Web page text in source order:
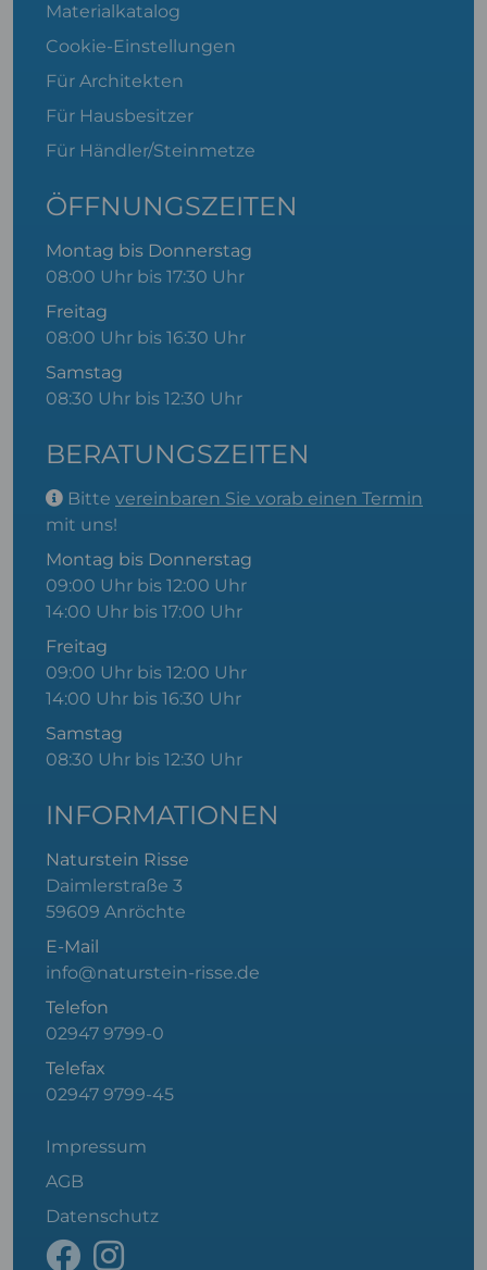
Materialkatalog
Cookie-Einstellungen
Für Architekten
Für Hausbesitzer
Für Händler/Steinmetze
ÖFFNUNGSZEITEN
Montag bis Donnerstag
08:00 Uhr bis 17:30 Uhr
Freitag
08:00 Uhr bis 16:30 Uhr
Samstag
08:30 Uhr bis 12:30 Uhr
BERATUNGSZEITEN
Bitte vereinbaren Sie vorab einen Termin
mit uns!
Montag bis Donnerstag
09:00 Uhr bis 12:00 Uhr
14:00 Uhr bis 17:00 Uhr
Freitag
09:00 Uhr bis 12:00 Uhr
14:00 Uhr bis 16:30 Uhr
Samstag
08:30 Uhr bis 12:30 Uhr
INFORMATIONEN
Naturstein Risse
Daimlerstraße 3
59609 Anröchte
E-Mail
info@naturstein-risse.de
Telefon
02947 9799-0
Telefax
02947 9799-45
Impressum
AGB
Datenschutz